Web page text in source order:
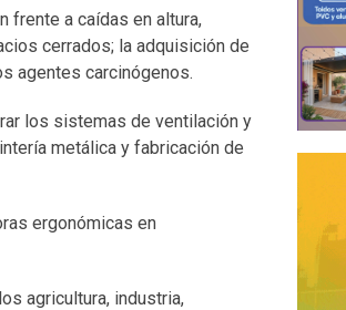
frente a caídas en altura,
cerrados; la adquisición de
agentes carcinógenos.
los sistemas de ventilación y
metálica y fabricación de
ergonómicas en
agricultura, industria,